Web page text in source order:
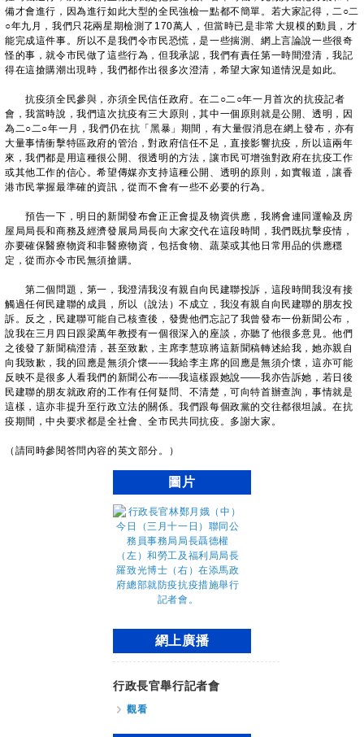
備才會進行，因為進行如此大型的全民強檢一點都不簡單。若大家記得，二○二
○年九月，我們只花兩星期檢測了170萬人，但當時已是非常大規模的動員，才
能完成這件事。所以不是我們令市民恐慌，是一些揣測、網上言論說一些很奇
怪的事，就令市民做了這些行為，但我承認，我們有責任第一時間澄清，我記
得在這搶購潮出現時，我們都作出很多次澄清，希望大家知道情況是如此。
抗疫須全民參與，亦須全民信任政府。在二○二○年一月首次的抗疫記者
會，我當時說，我們這次抗疫有三大原則，其中一個原則就是公開、透明，因
為二○二○年一月，我們仍在抗「黑暴」期間，有大量假消息在網上發布，亦有
大量事情衝擊特區政府的管治，對政府信任不足，直接影響抗疫，所以這兩年
來，我們都是用這種很公開、很透明的方法，讓市民可增強對政府在抗疫工作
或其他工作的信心。希望傳媒亦支持這種公開、透明的原則，如實報道，讓香
港市民掌握最準確的資訊，從而不會有一些不必要的行為。
預告一下，明日的新聞發布會正正會提及物資供應，我將會連同運輸及房
屋局局長和商務及經濟發展局局長向大家交代在這段時間，我們既抗擊疫情，
亦要確保醫療物資和非醫療物資，包括食物、蔬菜或其他日常用品的供應穩
定，從而亦令市民無須搶購。
第二個問題，第一，我澄清我沒有親自向民建聯投訴，這段時間我沒有接
觸過任何民建聯的成員，所以（說法）不成立，我沒有親自向民建聯的朋友投
訴。反之，民建聯可能自己核查後，發覺他們忘記了我曾發布一份新聞公布，
說我在三月四日跟梁萬年教授有一個很深入的座談，亦聽了他很多意見。他們
之後發了新聞稿澄清，甚至致歉，主席李慧琼將這新聞稿轉述給我，她亦親自
向我致歉，我的回應是無須介懷——我給李主席的回應是無須介懷，這亦可能
反映不是很多人看我們的新聞公布——我這樣跟她說——我亦告訴她，若日後
民建聯的朋友就政府的工作有任何疑問、不清楚，可向特首辦查詢，事情就是
這樣，這亦非提升至行政立法的關係。我們跟每個政黨的交往都很坦誠。在抗
疫期間，中央要求都是全社會、全市民共同抗疫。多謝大家。
（請同時參閱答問內容的英文部分。）
圖片
網上廣播
行政長官舉行記者會
觀看